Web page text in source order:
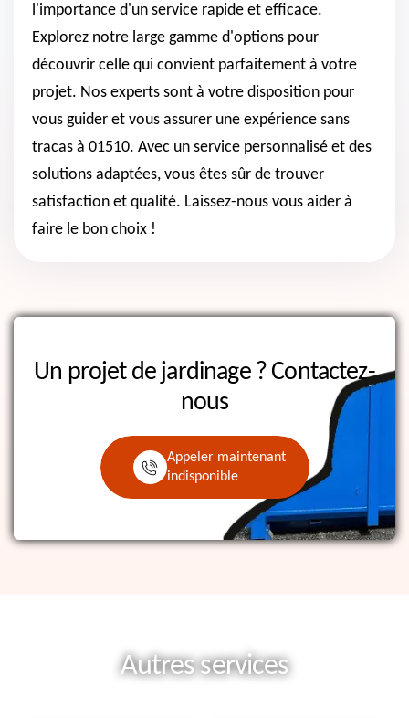
l'importance d'un service rapide et efficace.
Explorez notre large gamme d'options pour
découvrir celle qui convient parfaitement à votre
projet. Nos experts sont à votre disposition pour
vous guider et vous assurer une expérience sans
tracas à 01510. Avec un service personnalisé et des
solutions adaptées, vous êtes sûr de trouver
satisfaction et qualité. Laissez-nous vous aider à
faire le bon choix !
Un projet de jardinage ? Contactez-
nous
Appeler maintenant
indisponible
Autres services